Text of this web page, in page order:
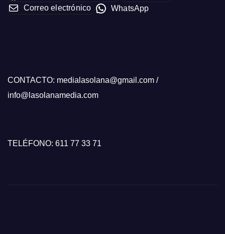
Correo electrónico
WhatsApp
CONTACTO: medialasolana@gmail.com /
info@lasolanamedia.com
TELÉFONO: 611 77 33 71